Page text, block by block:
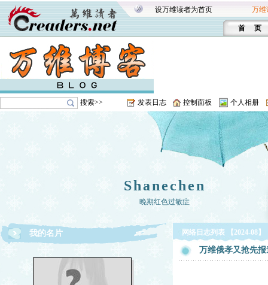
设万维读者为首页 万维
首 页
搜索>> 发表日志 控制面板 个人相册
Shanechen
晚期红色过敏症
我的名片 网络日志列表 【2024-08】
万维俄孝又抢先报